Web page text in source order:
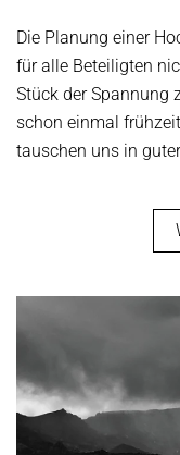
Die Planung einer
für alle Beteiligten
Stück der Spannung
schon einmal
tauschen uns in